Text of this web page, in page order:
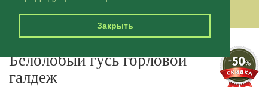
Закрыть
Белолобый гусь горловой
галдеж